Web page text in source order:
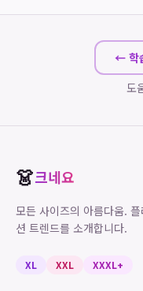
← 학
도
👗크네요
모든 사이즈의 아름다움.
션 트렌드를 소개합니다.
XL XXL XXXL+